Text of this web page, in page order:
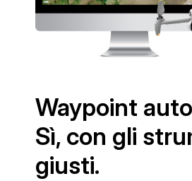
Waypoint
Sì, con gli
giusti.